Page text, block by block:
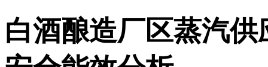
白酒酿造厂区蒸汽